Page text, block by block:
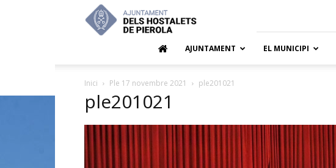
Hostalets
de
AJUNTAMENT EL MUNICIPI
Inici Ple 17 novembre 2021 ple201021
ple201021